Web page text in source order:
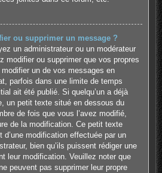
ou supprimer un message ?
un administrateur ou un modérateur
modifier ou supprimer que vos propres
un de vos messages en
parfois dans une limite de temps
ait été publié. Si quelqu’un a déjà
un petit texte situé en dessous du
de fois que vous l’avez modifié,
de la modification. Ce petit texte
d’une modification effectuée par un
bien qu’ils puissent rédiger une
leur modification. Veuillez noter que
peuvent pas supprimer leur propre